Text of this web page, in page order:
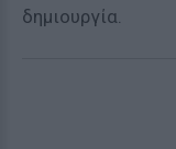
δημιουργία.